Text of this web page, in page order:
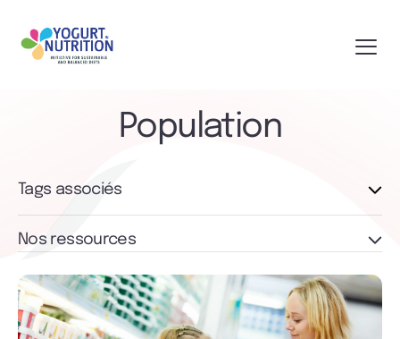
Population
Tags associés
Nos ressources